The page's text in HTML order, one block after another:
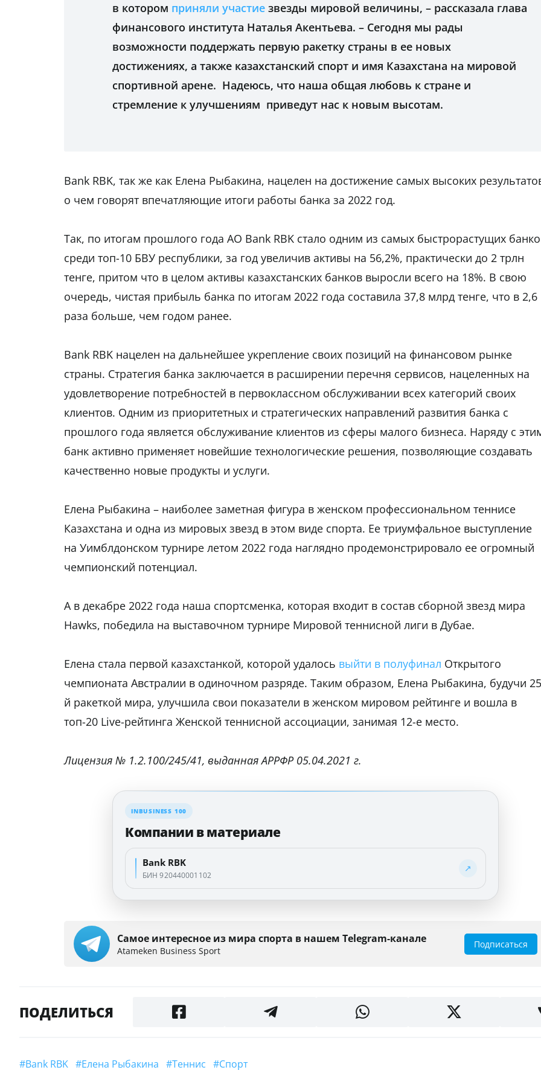
в котором приняли участие звезды мировой величины, – рассказала глава
финансового института Наталья Акентьева. – Сегодня мы рады
возможности поддержать первую ракетку страны в ее новых
достижениях, а также казахстанский спорт и имя Казахстана на мировой
спортивной арене. Надеюсь, что наша общая любовь к стране и
стремление к улучшениям приведут нас к новым высотам.
Bank RBK, так же как Елена Рыбакина, нацелен на достижение самых высоких
о чем говорят впечатляющие итоги работы банка за 2022 год.
Так, по итогам прошлого года АО Bank RBK стало одним из самых быстрорастущих
среди топ-10 БВУ республики, за год увеличив активы на 56,2%, практически до 2 трлн
тенге, притом что в целом активы казахстанских банков выросли всего на 18%. В свою
очередь, чистая прибыль банка по итогам 2022 года составила 37,8 млрд тенге, что в 2,6
раза больше, чем годом ранее.
Bank RBK нацелен на дальнейшее укрепление своих позиций на финансовом рынке
страны. Стратегия банка заключается в расширении перечня сервисов, нацеленных на
удовлетворение потребностей в первоклассном обслуживании всех категорий своих
клиентов. Одним из приоритетных и стратегических направлений развития банка с
прошлого года является обслуживание клиентов из сферы малого бизнеса. Наряду с
банк активно применяет новейшие технологические решения, позволяющие создавать
качественно новые продукты и услуги.
Елена Рыбакина – наиболее заметная фигура в женском профессиональном теннисе
Казахстана и одна из мировых звезд в этом виде спорта. Ее триумфальное выступление
на Уимблдонском турнире летом 2022 года наглядно продемонстрировало ее огромный
чемпионский потенциал.
А в декабре 2022 года наша спортсменка, которая входит в состав сборной звезд мира
Hawks, победила на выставочном турнире Мировой теннисной лиги в Дубае.
Елена стала первой казахстанкой, которой удалось выйти в полуфинал Открытого
чемпионата Австралии в одиночном разряде. Таким образом, Елена Рыбакина, будучи
й ракеткой мира, улучшила свои показатели в женском мировом рейтинге и вошла в
топ-20 Live-рейтинга Женской теннисной ассоциации, занимая 12-е место.
Лицензия № 1.2.100/245/41, выданная АРРФР 05.04.2021 г.
INBUSINESS 100
Компании в материале
Bank RBK
БИН 920440001102
↗
Самое интересное из мира спорта в нашем Telegram-канале
Аtameken Business Sport
Подписаться
ПОДЕЛИТЬСЯ
#Bank RBK #Елена Рыбакина #теннис #Спорт